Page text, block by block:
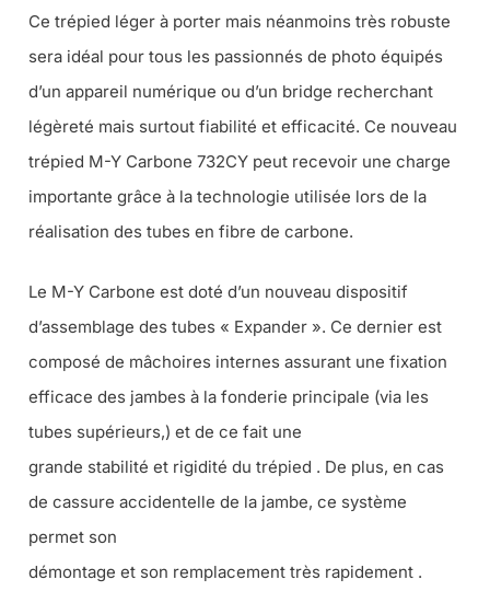
Ce trépied léger à porter mais néanmoins très robuste
sera idéal pour tous les passionnés de photo équipés
d’un appareil numérique ou d’un bridge recherchant
légèreté mais surtout fiabilité et efficacité. Ce nouveau
trépied M-Y Carbone 732CY peut recevoir une charge
importante grâce à la technologie utilisée lors de la
réalisation des tubes en fibre de carbone.
Le M-Y Carbone est doté d’un nouveau dispositif
d’assemblage des tubes « Expander ». Ce dernier est
composé de mâchoires internes assurant une fixation
efficace des jambes à la fonderie principale (via les
tubes supérieurs,) et de ce fait une
grande stabilité et rigidité du trépied . De plus, en cas
de cassure accidentelle de la jambe, ce système
permet son
démontage et son remplacement très rapidement .